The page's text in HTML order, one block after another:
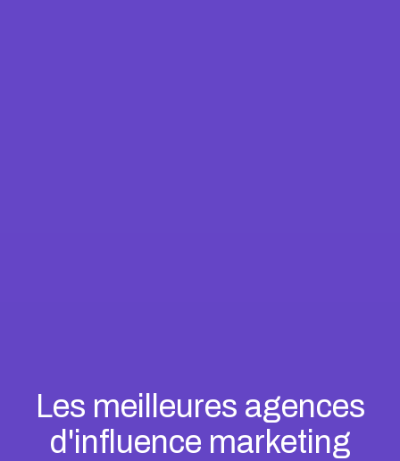
Les meilleures agences
d'influence marketing